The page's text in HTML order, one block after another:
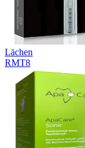
Lächen
RMT8